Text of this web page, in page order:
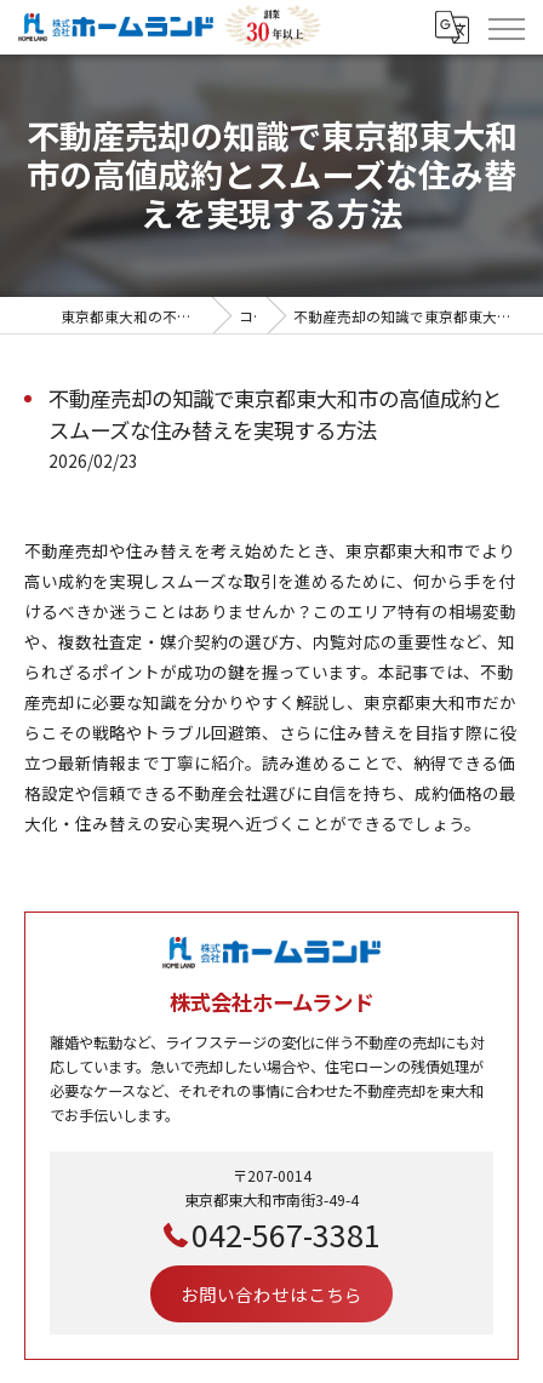
不動産売却の知識で東京都東大和
市の高値成約とスムーズな住み替
えを実現する方法
東京都東大和の不動産売却なら株式会社ホームランド コラム 不動産売却の知識で東京都東大和市の高値成約とスムーズな住み替えを実現する方法
不動産売却の知識で東京都東大和市の高値成約と
スムーズな住み替えを実現する方法
2026/02/23
不動産売却や住み替えを考え始めたとき、東京都東大和市でより
高い成約を実現しスムーズな取引を進めるために、何から手を付
けるべきか迷うことはありませんか？このエリア特有の相場変動
や、複数社査定・媒介契約の選び方、内覧対応の重要性など、知
られざるポイントが成功の鍵を握っています。本記事では、不動
産売却に必要な知識を分かりやすく解説し、東京都東大和市だか
らこその戦略やトラブル回避策、さらに住み替えを目指す際に役
立つ最新情報まで丁寧に紹介。読み進めることで、納得できる価
格設定や信頼できる不動産会社選びに自信を持ち、成約価格の最
大化・住み替えの安心実現へ近づくことができるでしょう。
株式会社ホームランド
離婚や転勤など、ライフステージの変化に伴う不動産の売却にも対
応しています。急いで売却したい場合や、住宅ローンの残債処理が
必要なケースなど、それぞれの事情に合わせた不動産売却を東大和
でお手伝いします。
〒207-0014
東京都東大和市南街3-49-4
042-567-3381
お問い合わせはこちら